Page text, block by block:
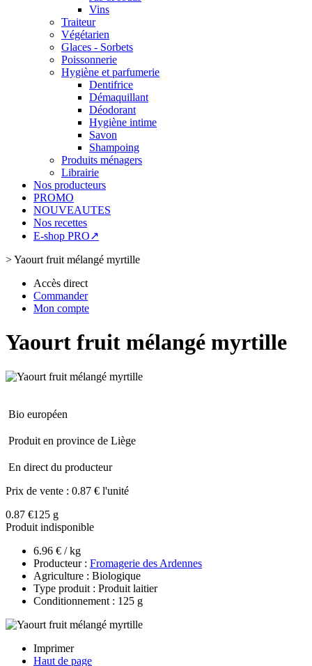
Vins
Traiteur
Végétarien
Glaces - Sorbets
Poissonnerie
Hygiène et parfumerie
Dentifrice
Démaquillant
Déodorant
Hygiène intime
Savon
Shampoing
Produits ménagers
Librairie
Nos producteurs
PROMO
NOUVEAUTES
Nos recettes
E-shop PRO↗
>Yaourt fruit mélangé myrtille
Accès direct
Commander
Mon compte
Yaourt fruit mélangé myrtille
Bio européen
Produit en province de Liège
En direct du producteur
Prix de vente : 0.87 € l'unité
0.87 €125 g
Produit indisponible
6.96 € / kg
Producteur : Fromagerie des Ardennes
Agriculture : Biologique
Type produit : Produit laitier
Conditionnement : 125 g
Imprimer
Haut de page